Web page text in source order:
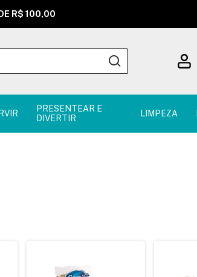
R$ 100,00
PRESENTEAR E
DIVERTIR
LIMPEZA